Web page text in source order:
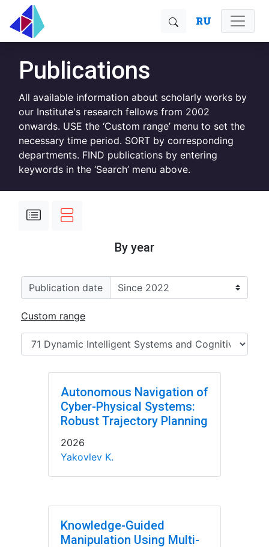
RU
Publications
All available information about scholarly works by
our Institute's research fellows from 2002
onwards. USE the ‘Custom range’ menu to set the
necessary time period. SORT by corresponding
departments. FIND publications by entering
keywords in the ‘Search’ menu above.
By year
Publication date
Custom range
Autonomous Navigation of
Cyber-Physical Systems:
Robust Trajectory Planning
2026
Yakovlev K.
Knowledge-Guided
Manipulation Using Multi-